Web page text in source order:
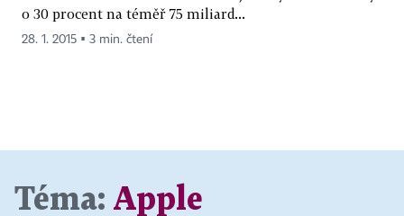
o 30 procent na téměř 75 miliard...
28. 1. 2015 ▪ 3 min. čtení
Téma: Apple